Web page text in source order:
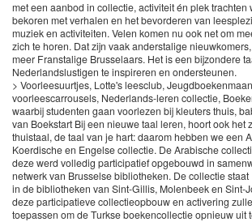
met een aanbod in collectie, activiteit én plek trachten
bekoren met verhalen en het bevorderen van
muziek en activiteiten. Velen komen nu ook net om
zich te horen. Dat zijn vaak anderstalige
meer Franstalige Brusselaars. Het is een bijzondere
Nederlandslustigen te inspireren en ondersteunen.
> Voorleesuurtjes, Lotte's leesclub,
voorleescarrousels, Nederlands-leren collectie,
waarbij studenten gaan voorlezen bij kleuters thuis,
van Boekstart Bij een nieuwe taal leren, hoort ook het
thuistaal, de taal van je hart: daarom hebben we een
Koerdische en Engelse collectie. De Arabische
deze werd volledig participatief opgebouwd in
netwerk van Brusselse bibliotheken. De collectie staat
in de bibliotheken van Sint-Gillis, Molenbeek en Sint-
deze participatieve collectieopbouw en activering
toepassen om de Turkse boekencollectie opnieuw uit